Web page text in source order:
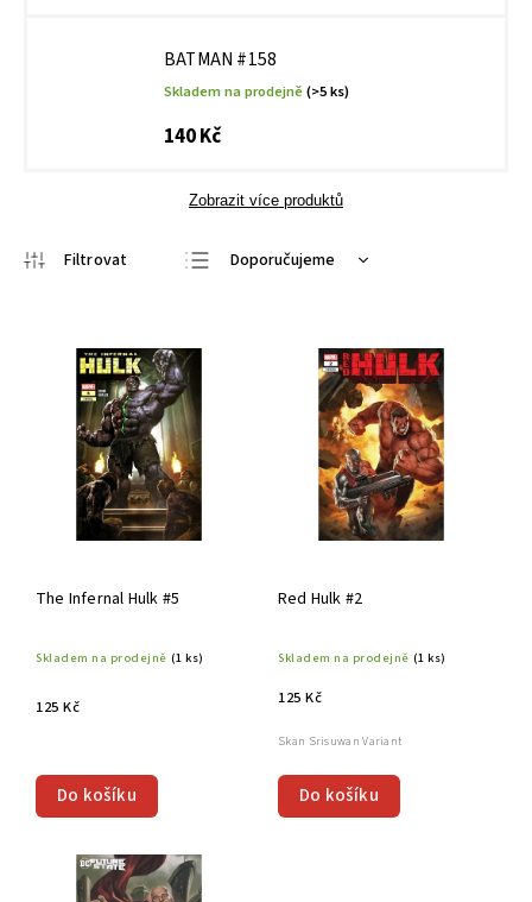
BATMAN #158
Skladem na prodejně(>5 ks)
140 Kč
Zobrazit více produktů
Doporučujeme
Nejprodávanější
The Infernal Hulk #5
Skladem na prodejně (1 ks)
125 Kč
Do košíku
Red Hulk #2
Skladem na prodejně (1 ks)
125 Kč
Do košíku
Skan Srisuwan Variant